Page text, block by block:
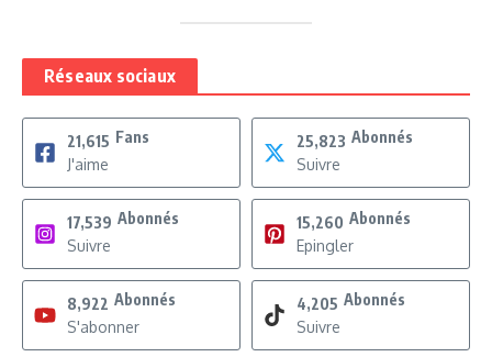
Réseaux sociaux
21,615 Fans
J'aime
25,823 Abonnés
Suivre
17,539 Abonnés
Suivre
15,260 Abonnés
Epingler
8,922 Abonnés
S'abonner
4,205 Abonnés
Suivre